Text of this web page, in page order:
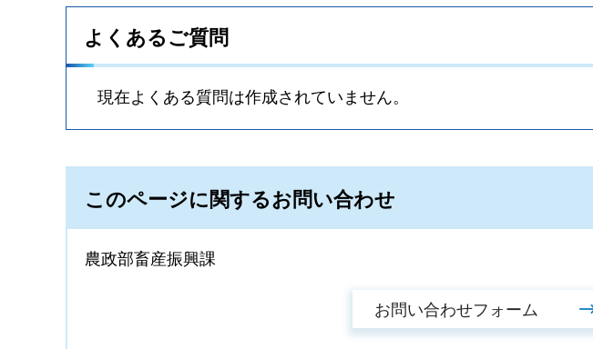
よくあるご質問
現在よくある質問は作成されていません。
このページに関するお問い合わせ
農政部畜産振興課